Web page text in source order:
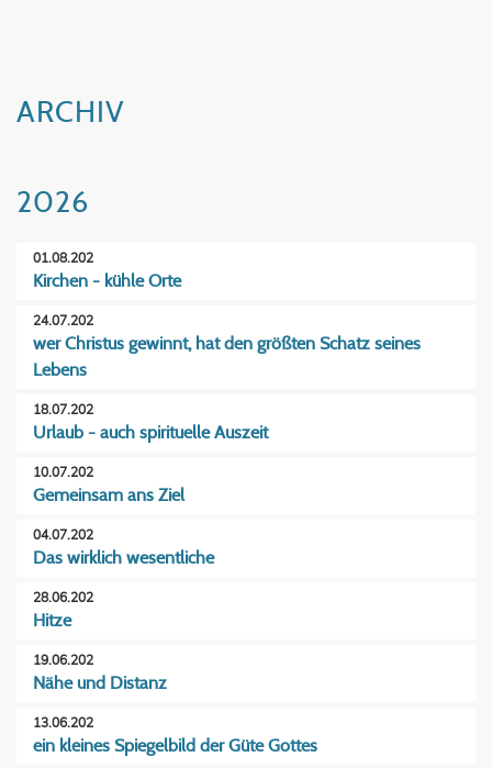
ARCHIV
2026
01.08.202
Kirchen - kühle Orte
24.07.202
wer Christus gewinnt, hat den größten Schatz seines
Lebens
18.07.202
Urlaub - auch spirituelle Auszeit
10.07.202
Gemeinsam ans Ziel
04.07.202
Das wirklich wesentliche
28.06.202
Hitze
19.06.202
Nähe und Distanz
13.06.202
ein kleines Spiegelbild der Güte Gottes